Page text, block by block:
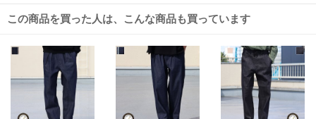
この商品を買った人は、こんな商品も買っています